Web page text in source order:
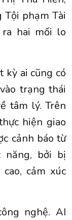
Tội phạm Tài
ra hai mối lo
kỳ ai cũng có
trạng thái
tâm lý. Trên
hiện giao
cảnh báo từ
năng, bởi bị
cảm xúc
nghệ. AI